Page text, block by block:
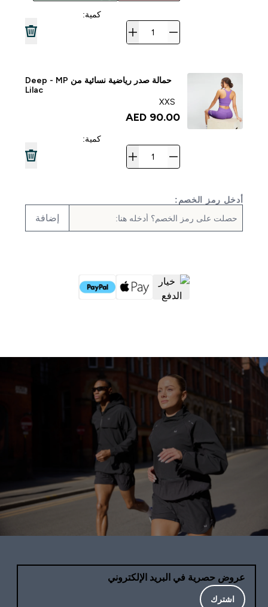
كمية:
حمالة صدر رياضية نسائية من MP ‏- Deep
Lilac
XXS
90.00 AED‎
كمية:
أدخل رمز الخصم:
إضافة
عروض حصرية في البريد الإلكتروني
اشترك